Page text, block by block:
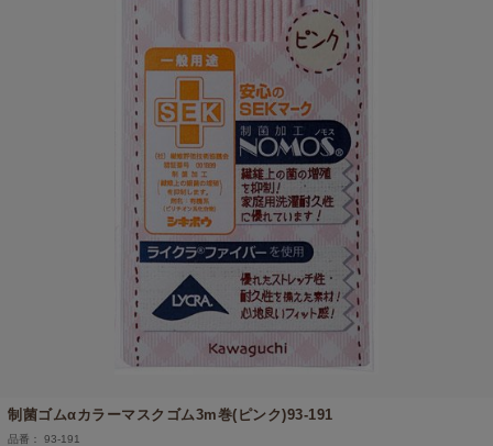
制菌ゴムαカラーマスクゴム3m巻(ピンク)93-191
品番： 93-191